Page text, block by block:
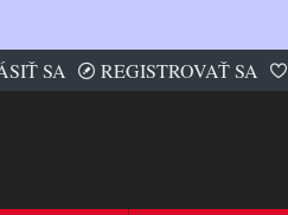
SA REGISTROVAŤ SA